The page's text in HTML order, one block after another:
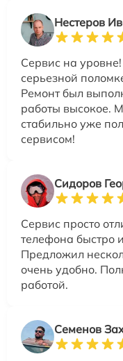
Нестеров
Сервис на
серьезной
Ремонт был
работы высокое.
стабильно уже
сервисом!
Сидоров
Сервис просто
телефона быстро
Предложил
очень удобно.
работой.
Семенов